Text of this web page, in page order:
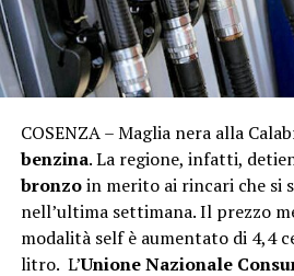
COSENZA – Maglia nera alla
benzina. La regione, infatti,
bronzoin merito ai rincari che si
nell’ultima settimana. Il prezzo
modalità self è aumentato di 4,4
litro. L’Unione Nazionale